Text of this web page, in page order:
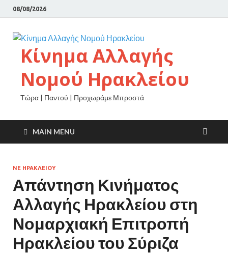
08/08/2026
Κίνημα Αλλαγής
Νομού Ηρακλείου
Τώρα | Παντού | Προχωράμε Μπροστά
MAIN MENU
ΝΕ ΗΡΑΚΛΕΙΟΥ
Απάντηση Κινήματος
Αλλαγής Ηρακλείου στη
Νομαρχιακή Επιτροπή
Ηρακλείου του Σύριζα